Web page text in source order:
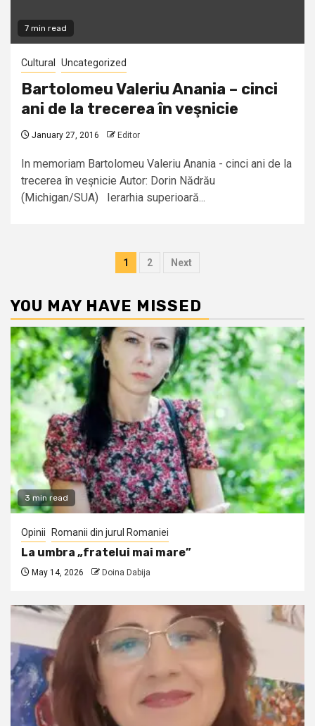
7 min read
Cultural Uncategorized
Bartolomeu Valeriu Anania – cinci
ani de la trecerea în veşnicie
January 27, 2016 Editor
In memoriam Bartolomeu Valeriu Anania - cinci ani de la
trecerea în veşnicie Autor: Dorin Nădrău
(Michigan/SUA) Ierarhia superioară...
Posts
1 2 Next
YOU MAY HAVE MISSED
3 min read
Opinii Romanii din jurul Romaniei
La umbra „fratelui mai mare”
May 14, 2026 Doina Dabija